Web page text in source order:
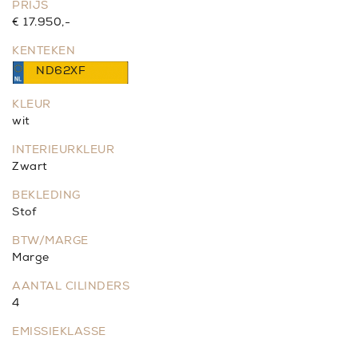
PRIJS
€ 17.950,-
KENTEKEN
ND62XF
KLEUR
wit
INTERIEURKLEUR
Zwart
BEKLEDING
Stof
BTW/MARGE
Marge
AANTAL CILINDERS
4
EMISSIEKLASSE